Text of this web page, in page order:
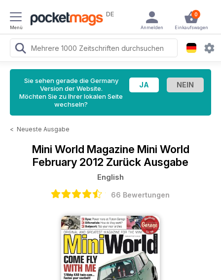
Menü
DE 0
Einkaufswagen
Anmelden
Sie sehen gerade die Germany
Version der Website.
Möchten Sie zu Ihrer lokalen Seite
wechseln?
< Neueste Ausgabe
Mini World Magazine Mini World
February 2012 Zurück Ausgabe
English
66 Bewertungen